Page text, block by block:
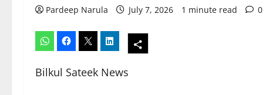
Pardeep Narula July 7, 2026 1 minute read 0
Bilkul Sateek News